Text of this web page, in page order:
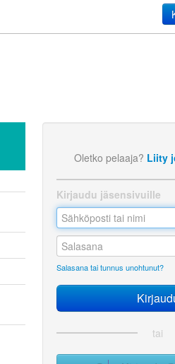
Oletko pelaaja? Liity
Kirjaudu jäsensivuille
Salasana tai tunnus unohtunut?
tai